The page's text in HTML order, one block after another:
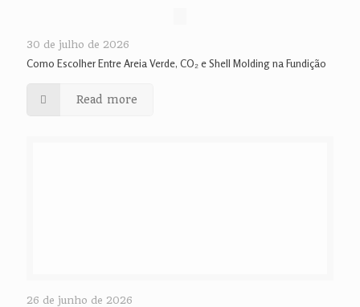
30 de julho de 2026
Como Escolher Entre Areia Verde, CO₂ e Shell Molding na Fundição
Read more
26 de junho de 2026